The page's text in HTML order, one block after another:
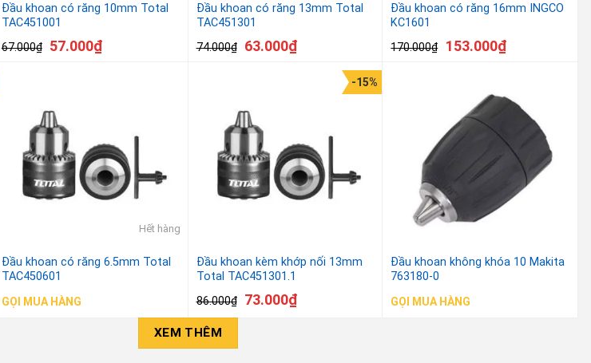
Đầu khoan có răng 10mm Total
TAC451001
67.000₫ 57.000₫
Đầu khoan có răng 13mm Total
TAC451301
74.000₫ 63.000₫
Đầu khoan có răng 16mm INGCO
KC1601
170.000₫ 153.000₫
Hết hàng
Đầu khoan có răng 6.5mm Total
TAC450601
GỌI MUA HÀNG
Đầu khoan kèm khớp nối 13mm
Total TAC451301.1
86.000₫
-15%
73.000₫
Đầu khoan không khóa 10 Makita
763180-0
GỌI MUA HÀNG
XEM THÊM